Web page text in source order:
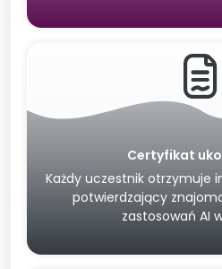
Certyfikat
Każdy uczestnik otrzymuje
potwierdzający
zastosowań AI